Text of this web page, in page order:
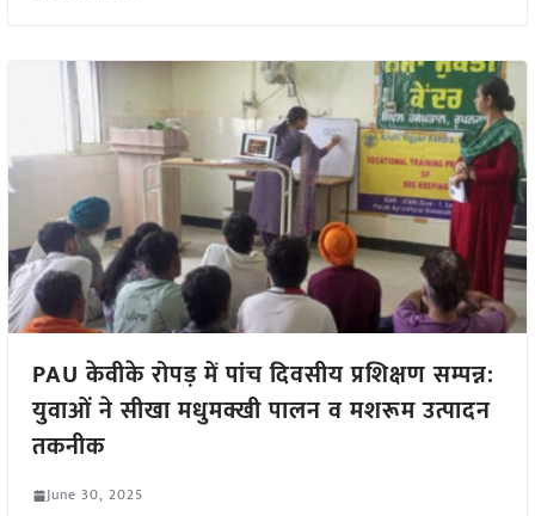
PAU केवीके रोपड़ में पांच दिवसीय प्रशिक्षण सम्पन्न:
युवाओं ने सीखा मधुमक्खी पालन व मशरूम उत्पादन
तकनीक
June 30, 2025